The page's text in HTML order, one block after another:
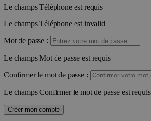
Le champs Téléphone est requis
Le champs Téléphone est invalid
Mot de passe :
Le champs Mot de passe est requis
Confirmer le mot de passe :
Le champs Confirmer le mot de passe est requis
Créer mon compte